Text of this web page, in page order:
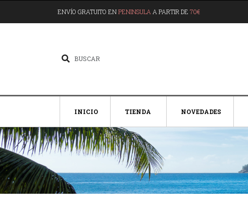
ENVÍO GRATUITO ENPENINSULA A PARTIR DE 70€
INICIO TIENDA NOVEDADES